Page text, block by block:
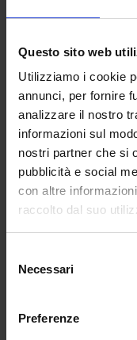
Questo sito web
Utilizziamo i cookie
annunci, per fornire
analizzare il nostro
informazioni sul
nostri partner che si
pubblicità e social
con altre
raccolto dal suo
delNecessari
Preferenze
in passerella le
italiana
firma del
emiliano compie
quando le
“Illusione”
state moltissime
poi “Rumore”
Famosissima la
Patty Pravo
collezione